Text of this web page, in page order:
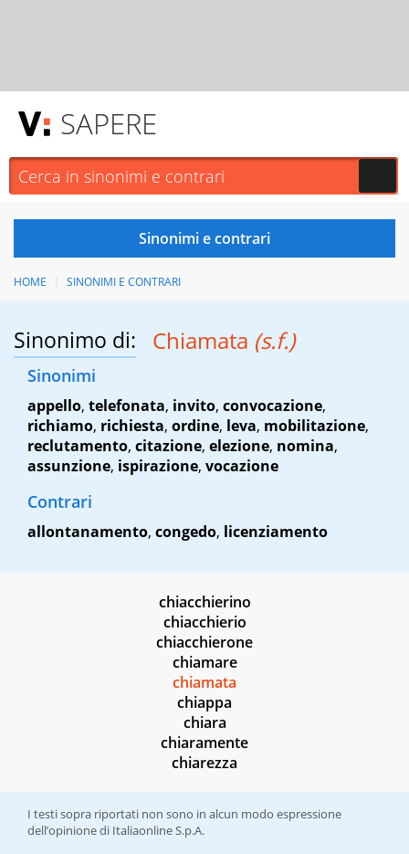
SAPERE
HOME SINONIMI E CONTRARI
Sinonimo di: Chiamata (s.f.)
Sinonimi
appello, telefonata, invito, convocazione,
richiamo, richiesta, ordine, leva, mobilitazione,
reclutamento, citazione, elezione, nomina,
assunzione, ispirazione, vocazione
Contrari
allontanamento, congedo, licenziamento
chiacchierino
chiacchierio
chiacchierone
chiamare
chiamata
chiappa
chiara
chiaramente
chiarezza
I testi sopra riportati non sono in alcun modo espressione
dell’opinione di Italiaonline S.p.A.